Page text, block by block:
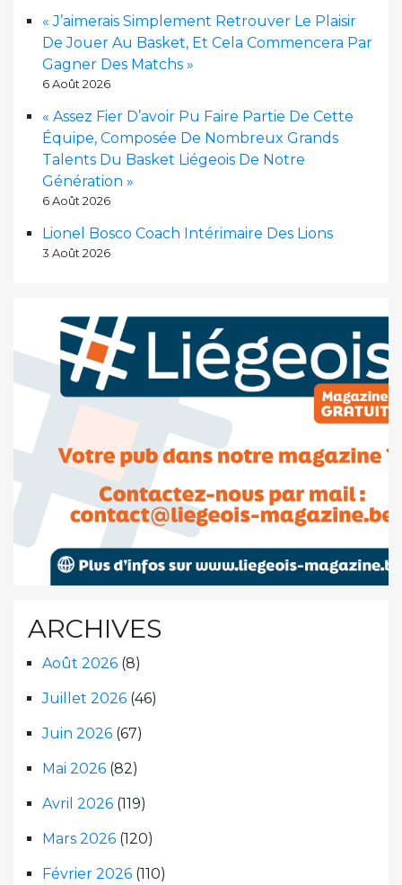
« J’aimerais Simplement Retrouver Le Plaisir
De Jouer Au Basket, Et Cela Commencera Par
Gagner Des Matchs »
6 Août 2026
« Assez Fier D’avoir Pu Faire Partie De Cette
Équipe, Composée De Nombreux Grands
Talents Du Basket Liégeois De Notre
Génération »
6 Août 2026
Lionel Bosco Coach Intérimaire Des Lions
3 Août 2026
ARCHIVES
Août 2026 (8)
Juillet 2026 (46)
Juin 2026 (67)
Mai 2026 (82)
Avril 2026 (119)
Mars 2026 (120)
Février 2026 (110)